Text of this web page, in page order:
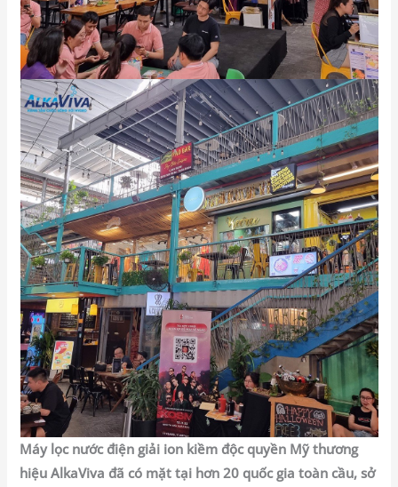
Máy lọc nước điện giải ion kiềm độc quyền Mỹ thương
hiệu AlkaViva đã có mặt tại hơn 20 quốc gia toàn cầu, sở